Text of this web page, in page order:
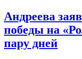
Андреева
победы на
пару дней